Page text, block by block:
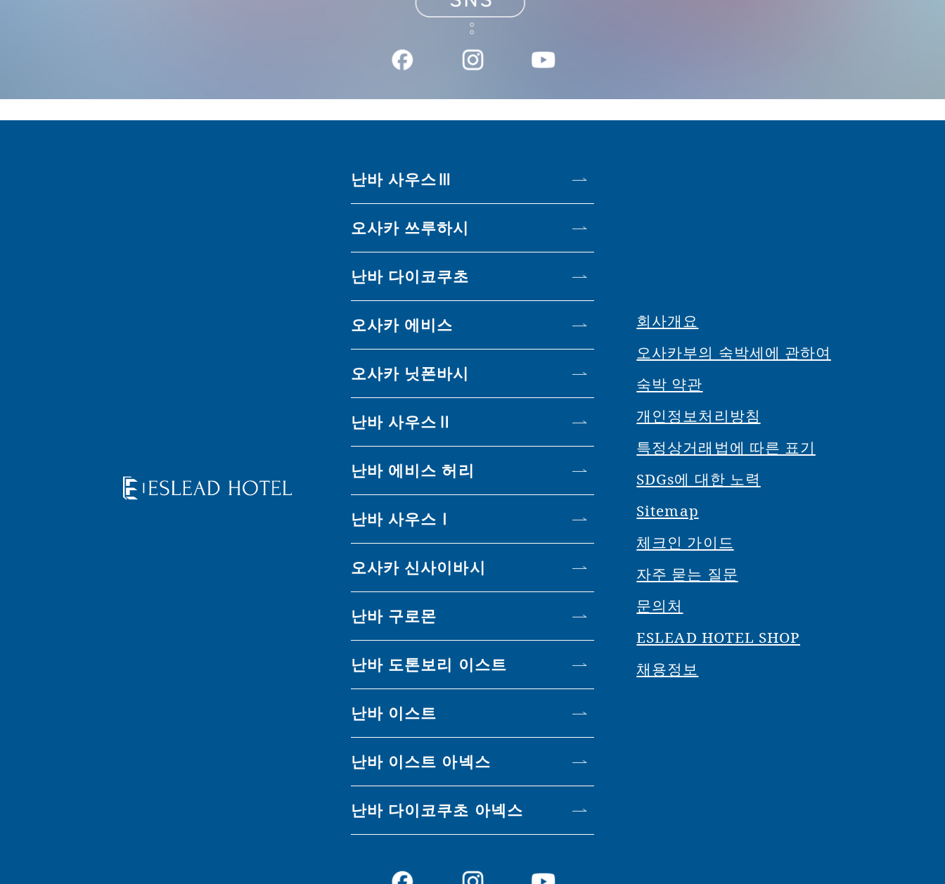
난바 사우스Ⅲ
오사카 쓰루하시
난바 다이코쿠초
오사카 에비스
오사카 닛폰바시
난바 사우스Ⅱ
난바 에비스 허리
난바 사우스Ⅰ
오사카 신사이바시
난바 구로몬
난바 도톤보리 이스트
난바 이스트
난바 이스트 아넥스
난바 다이코쿠초 아넥스
회사개요
오사카부의 숙박세에 관하여
숙박 약관
개인정보처리방침
특정상거래법에 따른 표기
SDGs에 대한 노력
Sitemap
체크인 가이드
자주 묻는 질문
문의처
ESLEAD HOTEL SHOP
채용정보